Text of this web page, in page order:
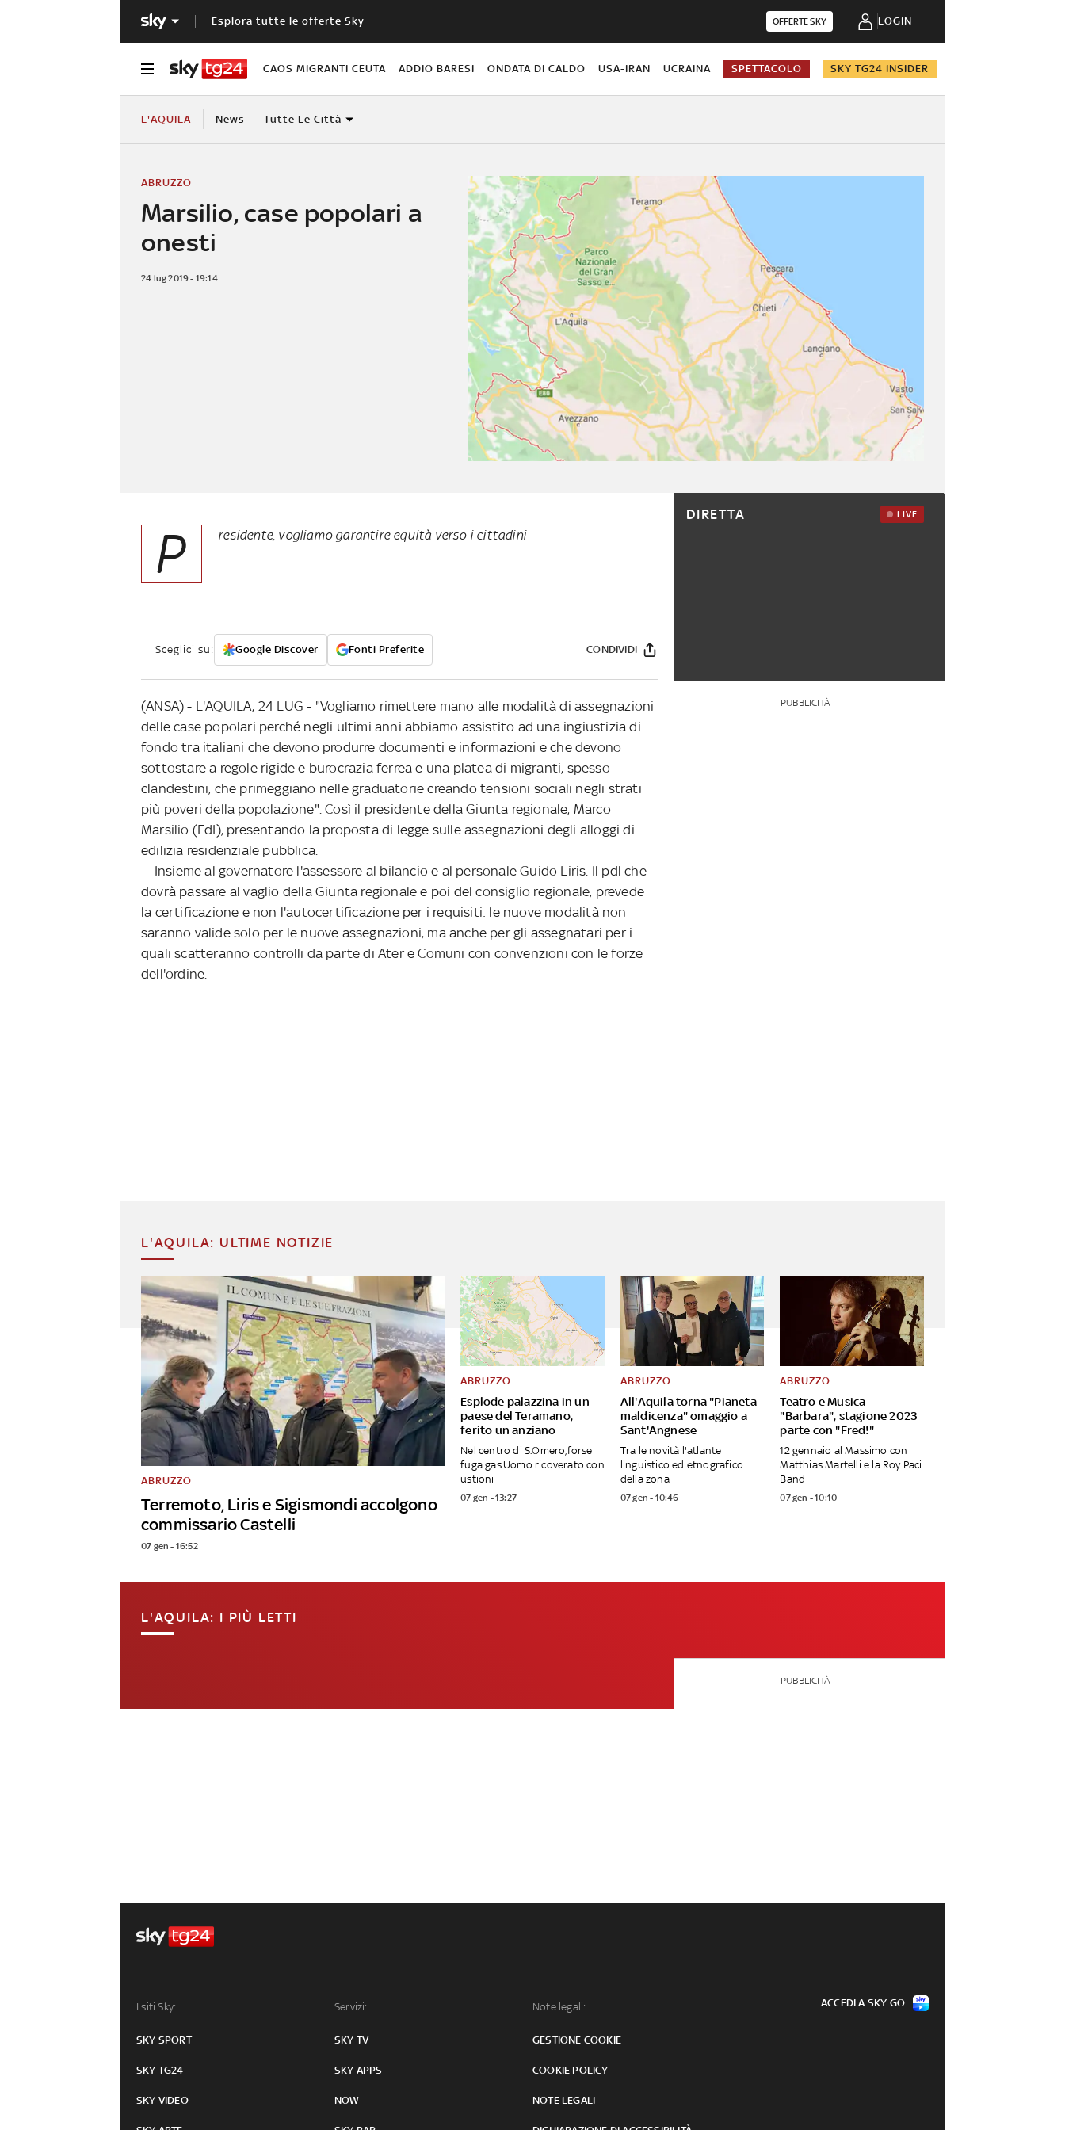
Esplora tutte le offerte Sky OFFERTE SKY LOGIN
CAOS MIGRANTI CEUTA ADDIO BARESI ONDATA DI CALDO USA-IRAN UCRAINA SPETTACOLO SKY TG24 INSIDER
L'AQUILA News Tutte Le Città
Marsilio, case popolari a
onesti
ABRUZZO
24 lug 2019 - 19:14
P residente, vogliamo garantire equità verso i cittadini
Sceglici su: Google Discover Fonti Preferite CONDIVIDI
(ANSA) - L'AQUILA, 24 LUG - "Vogliamo rimettere mano alle modalità di assegnazioni
delle case popolari perché negli ultimi anni abbiamo assistito ad una ingiustizia di
fondo tra italiani che devono produrre documenti e informazioni e che devono
sottostare a regole rigide e burocrazia ferrea e una platea di migranti, spesso
clandestini, che primeggiano nelle graduatorie creando tensioni sociali negli strati
più poveri della popolazione". Così il presidente della Giunta regionale, Marco
Marsilio (FdI), presentando la proposta di legge sulle assegnazioni degli alloggi di
edilizia residenziale pubblica.
Insieme al governatore l'assessore al bilancio e al personale Guido Liris. Il pdl che
dovrà passare al vaglio della Giunta regionale e poi del consiglio regionale, prevede
la certificazione e non l'autocertificazione per i requisiti: le nuove modalità non
saranno valide solo per le nuove assegnazioni, ma anche per gli assegnatari per i
quali scatteranno controlli da parte di Ater e Comuni con convenzioni con le forze
dell'ordine.
DIRETTA LIVE
PUBBLICITÀ
L'AQUILA: ULTIME NOTIZIE
Terremoto, Liris e Sigismondi accolgono
commissario Castelli
ABRUZZO
07 gen - 16:52
Esplode palazzina in un
paese del Teramano,
ferito un anziano
ABRUZZO
Nel centro di S.Omero,forse
fuga gas.Uomo ricoverato con
ustioni
07 gen - 13:27
All'Aquila torna "Pianeta
maldicenza" omaggio a
Sant'Angnese
ABRUZZO
Tra le novità l'atlante
linguistico ed etnografico
della zona
07 gen - 10:46
Teatro e Musica
"Barbara", stagione 2023
parte con "Fred!"
ABRUZZO
12 gennaio al Massimo con
Matthias Martelli e la Roy Paci
Band
07 gen - 10:10
L'AQUILA: I PIÙ LETTI
PUBBLICITÀ
I siti Sky:
SKY SPORT
SKY TG24
SKY VIDEO
Servizi:
SKY TV
SKY APPS
NOW
Note legali:
GESTIONE COOKIE
COOKIE POLICY
NOTE LEGALI
ACCEDI A SKY GO